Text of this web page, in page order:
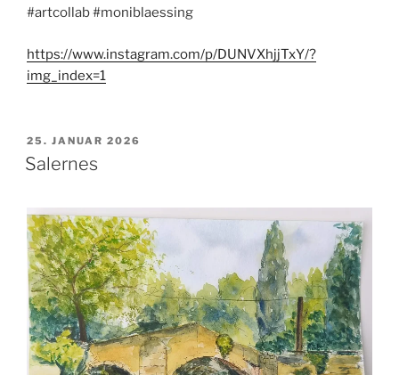
#artcollab #moniblaessing
https://www.instagram.com/p/DUNVXhjjTxY/?
img_index=1
VERÖFFENTLICHT
AM
25. JANUAR 2026
Salernes